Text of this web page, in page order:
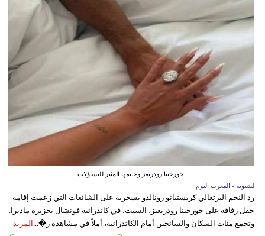
جورجينا رودريغز وخاتمها المثير للتساؤلات
لشبونة - المغرب اليوم
رد النجم البرتغالي كريستيانو رونالدو بسخرية على الشائعات التي زعمت إقامة
حفل زفافه على جورجينا رودريغيز، السبت، في كاتدرائية فونشال بجزيرة ماديرا.
وتجمع مئات السكان والسائحين أمام الكاتدرائية، أملاً في مشاهدة ر�... المزيد